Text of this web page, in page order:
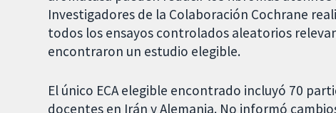
Investigadores de la Colaboración Cochrane
todos los ensayos controlados aleatorios
encontraron un estudio elegible.
El único ECA elegible encontrado incluyó 70
docentes en Irán y Alemania. No informó